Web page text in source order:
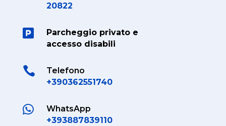
20822

Parcheggio privato e
accesso disabili

Telefono
+390362551740

WhatsApp
+393887839110